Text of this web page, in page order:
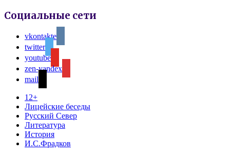
Социальные сети
vkontakte
twitter
youtube
zen-yandex
mail
12+
Лицейские беседы
Русский Север
Литература
История
И.С.Фрадков